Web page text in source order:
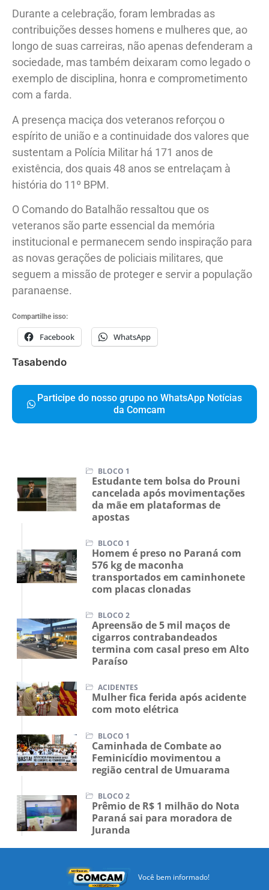
Durante a celebração, foram lembradas as
contribuições desses homens e mulheres que, ao
longo de suas carreiras, não apenas defenderam a
sociedade, mas também deixaram como legado o
exemplo de disciplina, honra e comprometimento
com a farda.
A presença maciça dos veteranos reforçou o
espírito de união e a continuidade dos valores que
sustentam a Polícia Militar há 171 anos de
existência, dos quais 48 anos se entrelaçam à
história do 11º BPM.
O Comando do Batalhão ressaltou que os
veteranos são parte essencial da memória
institucional e permanecem sendo inspiração para
as novas gerações de policiais militares, que
seguem a missão de proteger e servir a população
paranaense.
Compartilhe isso:
Facebook WhatsApp
Tasabendo
Participe do nosso grupo no WhatsApp Notícias
da Comcam
BLOCO 1
Estudante tem bolsa do Prouni
cancelada após movimentações
da mãe em plataformas de
apostas
BLOCO 1
Homem é preso no Paraná com
576 kg de maconha
transportados em caminhonete
com placas clonadas
BLOCO 2
Apreensão de 5 mil maços de
cigarros contrabandeados
termina com casal preso em Alto
Paraíso
ACIDENTES
Mulher fica ferida após acidente
com moto elétrica
BLOCO 1
Caminhada de Combate ao
Feminicídio movimentou a
região central de Umuarama
BLOCO 2
Prêmio de R$ 1 milhão do Nota
Paraná sai para moradora de
Juranda
Você bem informado!